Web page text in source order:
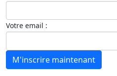
Votre email :
M'inscrire maintenant